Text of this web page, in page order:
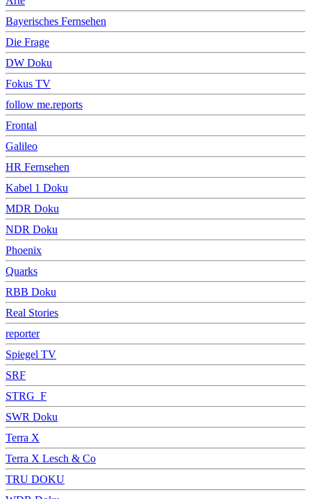
Bayerisches Fernsehen
Die Frage
DW Doku
Fokus TV
follow me.reports
Frontal
Galileo
HR Fernsehen
Kabel 1 Doku
MDR Doku
NDR Doku
Phoenix
Quarks
RBB Doku
Real Stories
reporter
Spiegel TV
SRF
STRG_F
SWR Doku
Terra X
Terra X Lesch & Co
TRU DOKU